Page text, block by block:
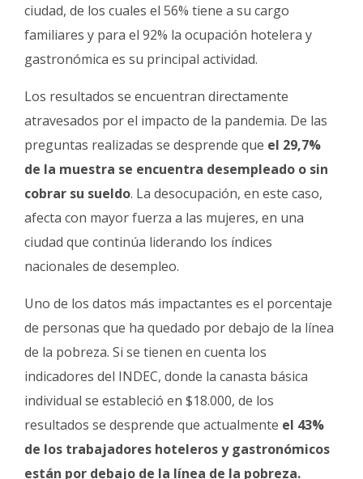
ciudad, de los cuales el 56% tiene a su cargo
familiares y para el 92% la ocupación hotelera y
gastronómica es su principal actividad.
Los resultados se encuentran directamente
atravesados por el impacto de la pandemia. De las
preguntas realizadas se desprende que el 29,7%
de la muestra se encuentra desempleado o sin
cobrar su sueldo. La desocupación, en este caso,
afecta con mayor fuerza a las mujeres, en una
ciudad que continúa liderando los índices
nacionales de desempleo.
Uno de los datos más impactantes es el porcentaje
de personas que ha quedado por debajo de la línea
de la pobreza. Si se tienen en cuenta los
indicadores del INDEC, donde la canasta básica
individual se estableció en $18.000, de los
resultados se desprende que actualmente el 43%
de los trabajadores hoteleros y gastronómicos
están por debajo de la línea de la pobreza.